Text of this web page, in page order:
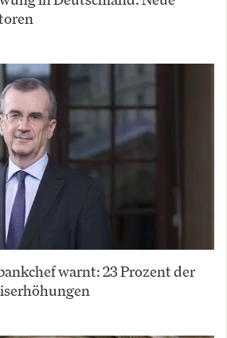
warnt: 23 Prozent der